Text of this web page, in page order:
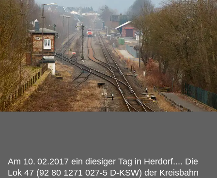
Am 10. 02.2017 ein diesiger Tag in Herdorf.... Die
Lok 47 (92 80 1271 027-5 D-KSW) der Kreisbahn